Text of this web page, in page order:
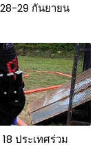
28-29 กันยายน
ประเทศร่วม